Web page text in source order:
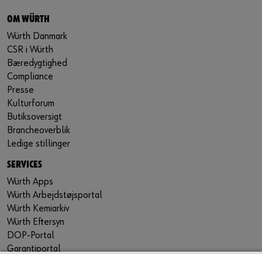
OM WÜRTH
Würth Danmark
CSR i Würth
Bæredygtighed
Compliance
Presse
Kulturforum
Butiksoversigt
Brancheoverblik
Ledige stillinger
SERVICES
Würth Apps
Würth Arbejdstøjsportal
Würth Kemiarkiv
Würth Eftersyn
DOP-Portal
Garantiportal